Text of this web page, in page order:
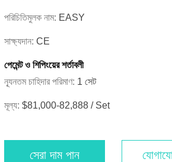
পরিচিতিমুলক নাম: EASY
সাক্ষ্যদান: CE
পেমেন্ট ও শিপিংয়ের শর্তাবলী
ন্যূনতম চাহিদার পরিমাণ: 1 সেট
মূল্য: $81,000-82,888 / Set
সেরা দাম পান